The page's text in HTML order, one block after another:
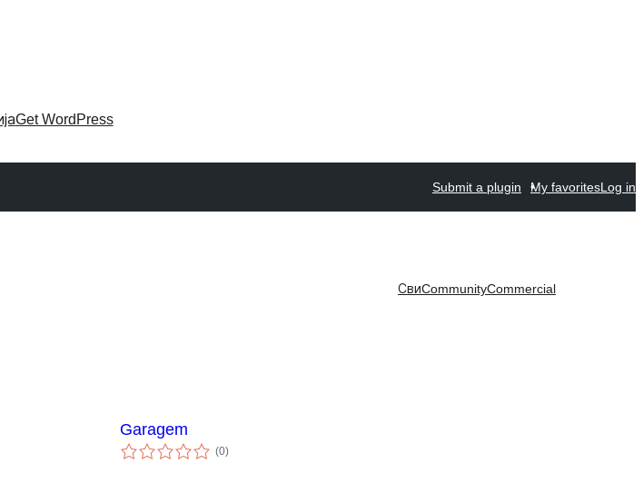
Get WordPress
Submit a plugin My favoritesLog in
СвиCommunityCommercial
Garagem
(0укупних
оцена
)